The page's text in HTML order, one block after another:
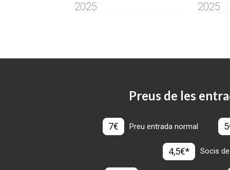
2025 2025
Preus de les
7€ Preu entrada normal
4,5€* Socis